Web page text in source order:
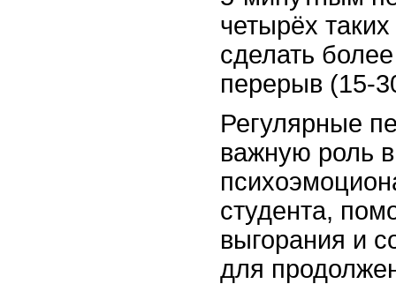
четырёх
сделать
перерыв (15-
Регулярные
важную роль
студента,
выгорания и
для